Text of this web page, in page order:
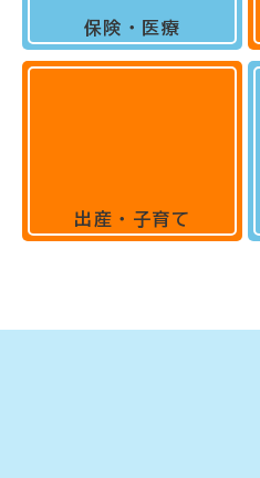
保険・医療
出産・子育て